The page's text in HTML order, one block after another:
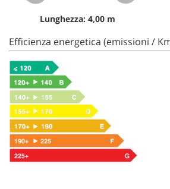
Lunghezza: 4,00 m
Efficienza energetica (emissioni /